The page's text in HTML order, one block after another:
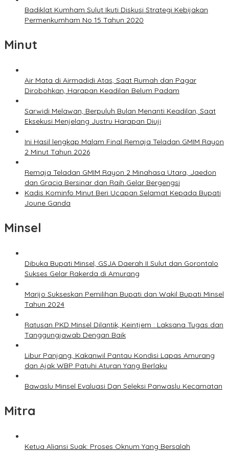
Badiklat Kumham Sulut Ikuti Diskusi Strategi Kebijakan
Permenkumham No 15 Tahun 2020
Minut
Air Mata di Airmadidi Atas, Saat Rumah dan Pagar
Dirobohkan, Harapan Keadilan Belum Padam
Sarwidi Melawan, Berpuluh Bulan Menanti Keadilan, Saat
Eksekusi Menjelang Justru Harapan Diuji
Ini Hasil lengkap Malam Final Remaja Teladan GMIM Rayon
2 Minut Tahun 2026
Remaja Teladan GMIM Rayon 2 Minahasa Utara, Jaedon
dan Gracia Bersinar dan Raih Gelar Bergengsi
Kadis Kominfo Minut Beri Ucapan Selamat Kepada Bupati
Joune Ganda
Minsel
Dibuka Bupati Minsel, GSJA Daerah II Sulut dan Gorontalo
Sukses Gelar Rakerda di Amurang
Marijo Sukseskan Pemilihan Bupati dan Wakil Bupati Minsel
Tahun 2024
Ratusan PKD Minsel Dilantik, Keintjem : Laksana Tugas dan
Tanggungjawab Dengan Baik
Libur Panjang, Kakanwil Pantau Kondisi Lapas Amurang
dan Ajak WBP Patuhi Aturan Yang Berlaku
Bawaslu Minsel Evaluasi Dan Seleksi Panwaslu Kecamatan
Mitra
Ketua Aliansi Suak: Proses Oknum Yang Bersalah